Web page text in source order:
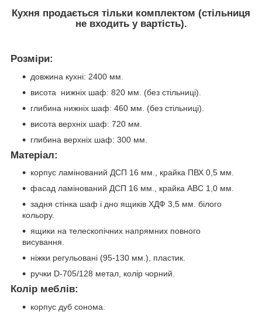
Кухня продається тільки комплектом (стільниця
не входить у вартість).
Розміри:
довжина кухні: 2400 мм.
висота нижніх шаф: 820 мм. (без стільниці).
глибина нижніх шаф: 460 мм. (без стільниці).
висота верхніх шаф: 720 мм.
глибина верхніх шаф: 300 мм.
Матеріал:
корпус ламінований ДСП 16 мм., крайка ПВХ 0,5 мм.
фасад ламінований ДСП 16 мм., крайка АВС 1,0 мм.
задня стінка шаф і дно ящиків ХДФ 3,5 мм. білого
кольору.
ящики на телескопічних напрямних повного
висування.
ніжки регульовані (95-130 мм.), пластик.
ручки D-705/128 метал, колір чорний.
Колір меблів:
корпус дуб сонома.